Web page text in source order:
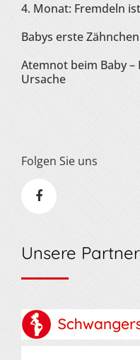
4. Monat: Fremdeln
Babys erste
Atemnot beim Baby
Ursache
Folgen Sie uns
Unsere Partner